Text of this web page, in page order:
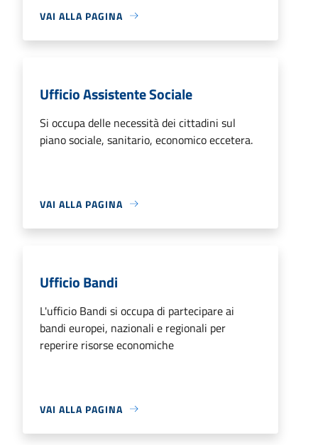
VAI ALLA PAGINA
Ufficio Assistente Sociale
Si occupa delle necessità dei cittadini sul
piano sociale, sanitario, economico eccetera.
VAI ALLA PAGINA
Ufficio Bandi
L'ufficio Bandi si occupa di partecipare ai
bandi europei, nazionali e regionali per
reperire risorse economiche
VAI ALLA PAGINA